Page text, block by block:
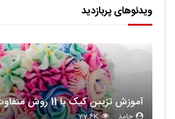
ویدئوهای پربازدید
آموزش تزیین کیک با 11 روش متفاوت